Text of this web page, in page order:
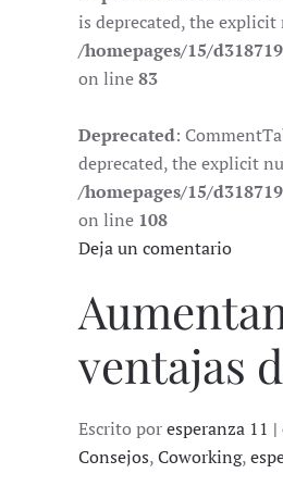
is deprecated, the
/homepages/15/
on line83
Deprecated:
deprecated, the explicit
/homepages/15/
on line 108
Deja un comentario
ventajas
Escrito poresperanza 11
Consejos,Coworking,